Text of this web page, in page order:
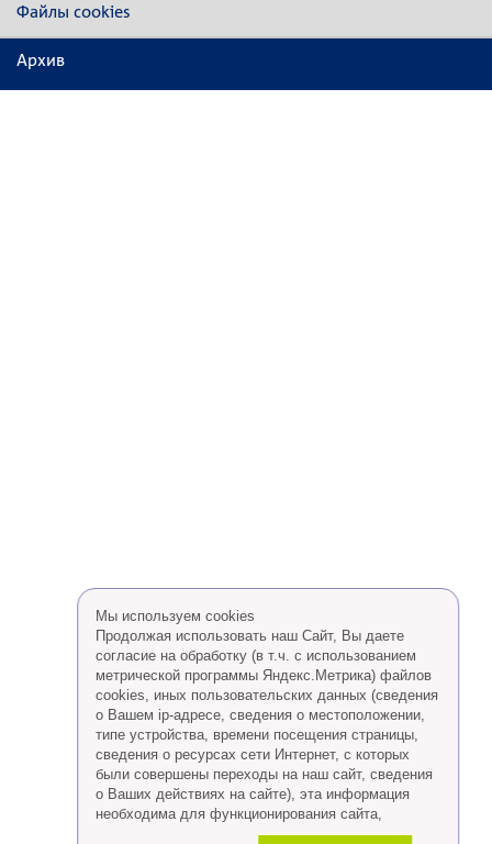
Файлы cookies
Архив
Мы используем cookies
Продолжая использовать наш Сайт, Вы даете
согласие на обработку (в т.ч. с использованием
метрической программы Яндекс.Метрика) файлов
cookies, иных пользовательских данных (сведения
о Вашем ip-адресе, сведения о местоположении,
типе устройства, времени посещения страницы,
сведения о ресурсах сети Интернет, с которых
были совершены переходы на наш сайт, сведения
о Ваших действиях на сайте), эта информация
необходима для функционирования сайта,
проведения ретаргетинга, а также статистических